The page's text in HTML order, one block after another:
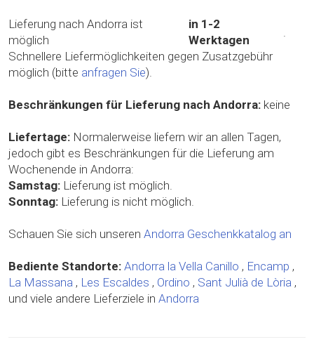
Lieferung nach Andorra ist
möglich
in 1-2
Werktagen
Schnellere Liefermöglichkeiten gegen Zusatzgebühr
möglich (bitte anfragen Sie).
Beschränkungen für Lieferung nach Andorra: keine
Liefertage: Normalerweise liefern wir an allen Tagen,
jedoch gibt es Beschränkungen für die Lieferung am
Wochenende in Andorra:
Samstag: Lieferung ist möglich.
Sonntag: Lieferung is nicht möglich.
Schauen Sie sich unseren Andorra Geschenkkatalog an
Bediente Standorte: Andorra la Vella Canillo , Encamp ,
La Massana , Les Escaldes , Ordino , Sant Julià de Lòria ,
und viele andere Lieferziele in Andorra